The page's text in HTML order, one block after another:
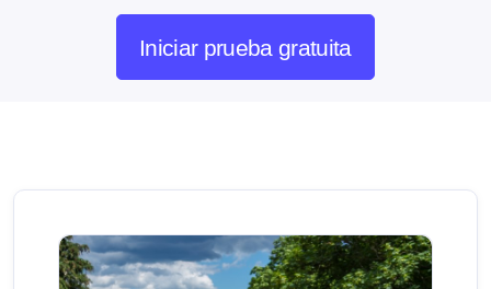
Iniciar prueba gratuita